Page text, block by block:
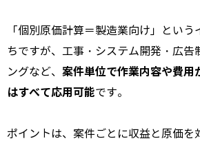
「個別原価計算＝製造業向け」とい
ちですが、工事・システム開発・広告
ングなど、 案件単位で作業内容や費用
はすべて応用可能です。
ポイントは、案件ごとに収益と原価を